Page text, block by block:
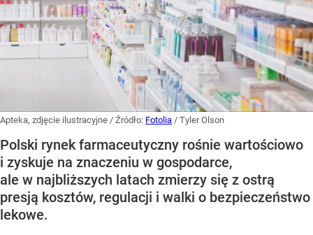
Apteka, zdjęcie ilustracyjne / Źródło: Fotolia / Tyler Olson
Polski rynek farmaceutyczny rośnie wartościowo
i zyskuje na znaczeniu w gospodarce,
ale w najbliższych latach zmierzy się z ostrą
presją kosztów, regulacji i walki o bezpieczeństwo
lekowe.